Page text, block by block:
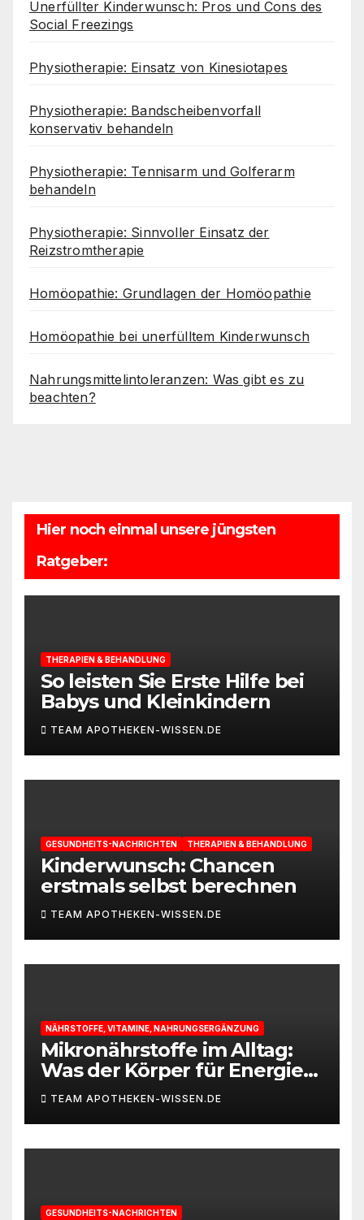
Unerfüllter Kinderwunsch: Pros und Cons des
Social Freezings
Physiotherapie: Einsatz von Kinesiotapes
Physiotherapie: Bandscheibenvorfall
konservativ behandeln
Physiotherapie: Tennisarm und Golferarm
behandeln
Physiotherapie: Sinnvoller Einsatz der
Reizstromtherapie
Homöopathie: Grundlagen der Homöopathie
Homöopathie bei unerfülltem Kinderwunsch
Nahrungsmittelintoleranzen: Was gibt es zu
beachten?
Hier noch einmal unsere jüngsten
Ratgeber:
THERAPIEN & BEHANDLUNG
So leisten Sie Erste Hilfe bei
Babys und Kleinkindern
TEAM APOTHEKEN-WISSEN.DE
GESUNDHEITS-NACHRICHTEN THERAPIEN & BEHANDLUNG
Kinderwunsch: Chancen
erstmals selbst berechnen
TEAM APOTHEKEN-WISSEN.DE
NÄHRSTOFFE, VITAMINE, NAHRUNGSERGÄNZUNG
Mikronährstoffe im Alltag:
Was der Körper für Energie
und Leistungsfähigkeit
braucht
TEAM APOTHEKEN-WISSEN.DE
GESUNDHEITS-NACHRICHTEN